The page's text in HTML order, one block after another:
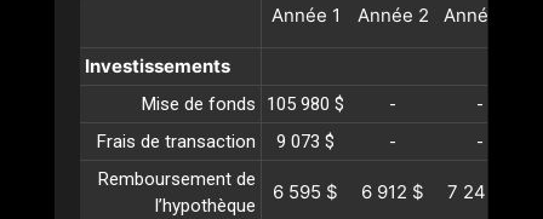
Année 1 Année 2 Année
Investissements
Mise de fonds 105 980 $ -
-
Frais de transaction
9 073 $ -
-
Remboursement de
l’hypothèque
6 595 $ 6 912 $ 7 245 $